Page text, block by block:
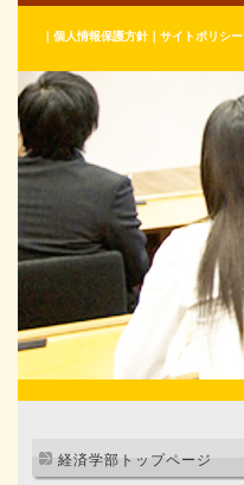
個人情報保護方針 サイトポリシー
経済学部トップページ